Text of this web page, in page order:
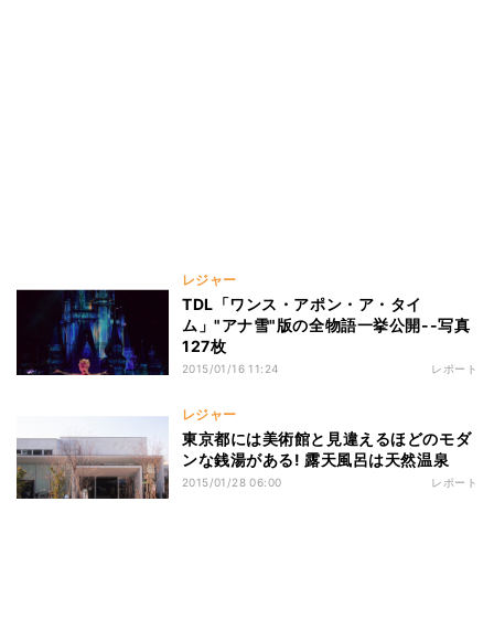
レジャー
TDL「ワンス・アポン・ア・タイ
ム」"アナ雪"版の全物語一挙公開--写真
127枚
2015/01/16 11:24 レポート
レジャー
東京都には美術館と見違えるほどのモダ
ンな銭湯がある! 露天風呂は天然温泉
2015/01/28 06:00 レポート